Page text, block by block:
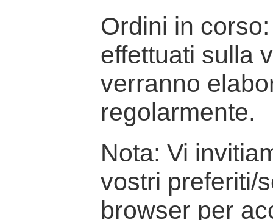
Ordini in
effettuati sulla
verranno
regolarmente.
Nota: Vi
vostri preferiti/
browser per